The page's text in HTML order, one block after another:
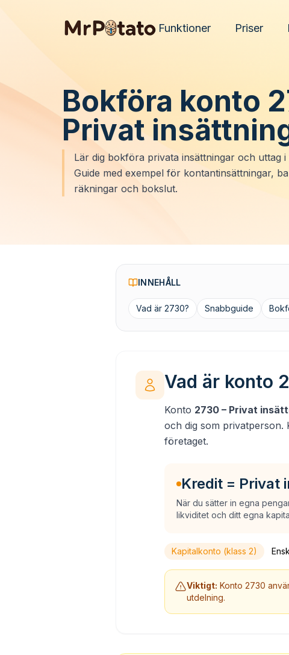
Funktioner Priser
Bokföra konto
Privat
Lär dig bokföra privata insättningar och uttag
Guide med exempel för kontantinsättningar,
räkningar och bokslut.
INNEHÅLL
Vad är 2730? Snabbguide
Vad är konto
Konto 2730 – Privat
och dig som privatperson.
företaget.
Kredit = Privat
När du sätter in egna
likviditet och ditt egna
Kapitalkonto (klass 2)
Viktigt: Konto 2730
utdelning.